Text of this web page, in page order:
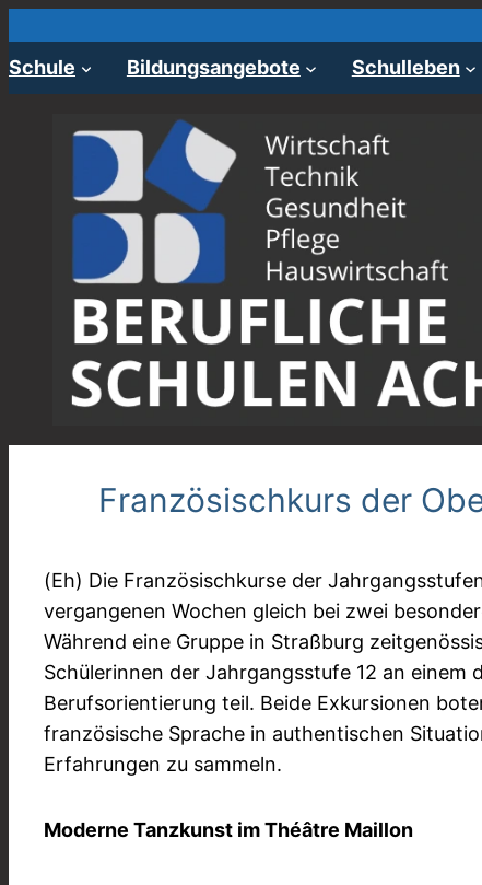
springen
Schule Bildungsangebote Schulleben
Französischkurs der
(Eh) Die Französischkurse der
vergangenen Wochen gleich bei zwei
Während eine Gruppe in Straßburg
Schülerinnen der Jahrgangsstufe 12 an
Berufsorientierung teil. Beide Exkursionen
französische Sprache in authentischen
Erfahrungen zu sammeln.
Moderne Tanzkunst im Théâtre Maillon